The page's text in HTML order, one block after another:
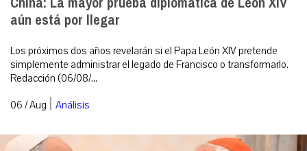
aún está por llegar
Los próximos dos años revelarán si el Papa León XIV pretende
simplemente administrar el legado de Francisco o transformarlo.
Redacción (06/08/...
06 / Aug | Análisis